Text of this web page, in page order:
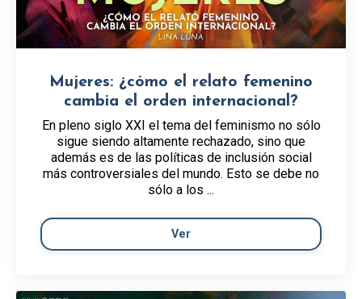
Mujeres: ¿cómo el relato femenino
cambia el orden internacional?
En pleno siglo XXI el tema del feminismo no sólo
sigue siendo altamente rechazado, sino que
además es de las políticas de inclusión social
más controversiales del mundo. Esto se debe no
sólo a los ...
Ver